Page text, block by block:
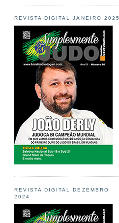
REVISTA DIGITAL JANEIRO 2025
REVISTA DIGITAL DEZEMBRO
2024